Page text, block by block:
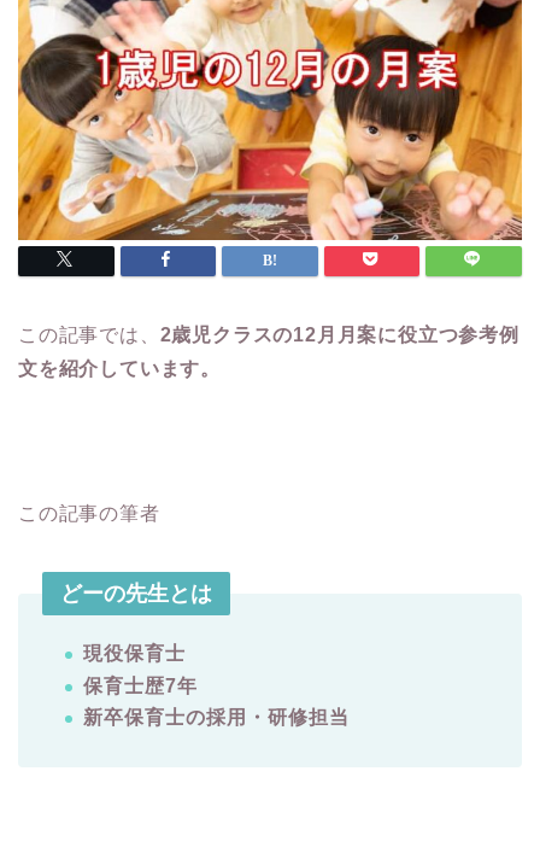
この記事では、 2歳児クラスの12月月案に役立つ参考例
文を紹介しています。
この記事の筆者
どーの先生とは
現役保育士
保育士歴7年
新卒保育士の採用・研修担当